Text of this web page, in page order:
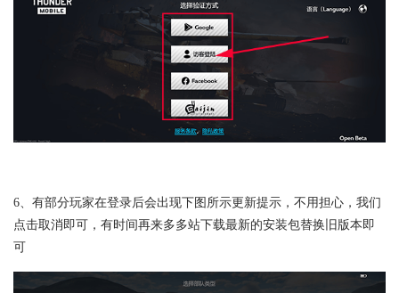
6、有部分玩家在登录后会出现下图所示更新提示，不用担心，我们
点击取消即可，有时间再来多多站下载最新的安装包替换旧版本即
可